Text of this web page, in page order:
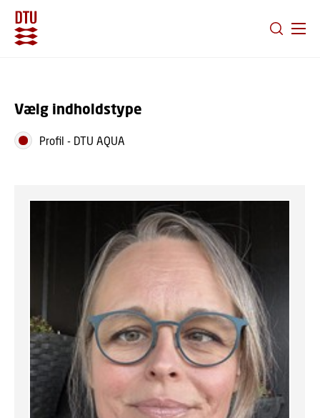
Vælg indholdstype
Profil - DTU AQUA